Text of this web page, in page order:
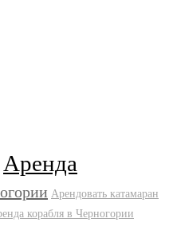
Аренда
Арендовать катамаран
корабля в Черногории